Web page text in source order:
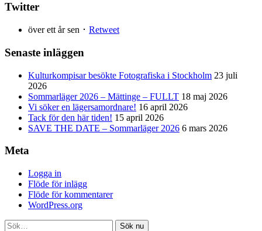
Twitter
över ett år sen ･ Retweet
Senaste inläggen
Kulturkompisar besökte Fotografiska i Stockholm 23 juli
2026
Sommarläger 2026 – Mättinge – FULLT 18 maj 2026
Vi söker en lägersamordnare! 16 april 2026
Tack för den här tiden! 15 april 2026
SAVE THE DATE – Sommarläger 2026 6 mars 2026
Meta
Logga in
Flöde för inlägg
Flöde för kommentarer
WordPress.org
Sök nu